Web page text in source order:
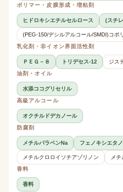
ポリマー・皮膜形成・増粘剤
ヒドロキシエチルセルロース (スチ
(PEG-150/デシルアルコール/SMDI)コポ
乳化剤・非イオン界面活性剤
ＰＥＧ－８ トリデセス-12
ジス
油剤・オイル
水添ココグリセリル
高級アルコール
オクチルドデカノール
防腐剤
メチルパラベンNa フェノキシエタ
メチルクロロイソチアゾリノン
メ
香料
香料